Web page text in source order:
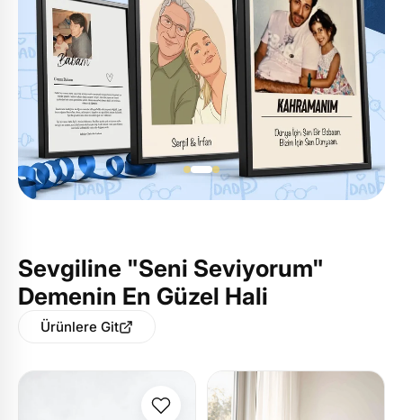
Sevgiline "Seni Seviyorum"
Demenin En Güzel Hali
Ürünlere Git